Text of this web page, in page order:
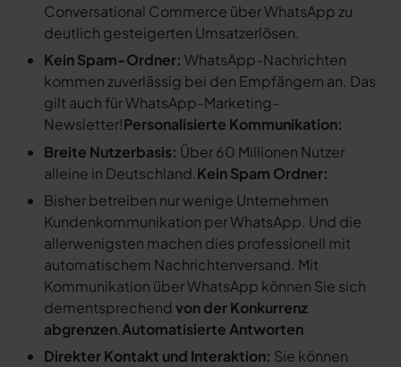
Conversational Commerce über WhatsApp zu
deutlich gesteigerten Umsatzerlösen.
Kein Spam-Ordner: WhatsApp-Nachrichten
kommen zuverlässig bei den Empfängern an. Das
gilt auch für WhatsApp-Marketing-
Newsletter!Personalisierte Kommunikation:
Breite Nutzerbasis: Über 60 Millionen Nutzer
alleine in Deutschland.Kein Spam Ordner:
Bisher betreiben nur wenige Unternehmen
Kundenkommunikation per WhatsApp. Und die
allerwenigsten machen dies professionell mit
automatischem Nachrichtenversand. Mit
Kommunikation über WhatsApp können Sie sich
dementsprechendvon der Konkurrenz
abgrenzen.Automatisierte Antworten
Direkter Kontakt und Interaktion: Sie können